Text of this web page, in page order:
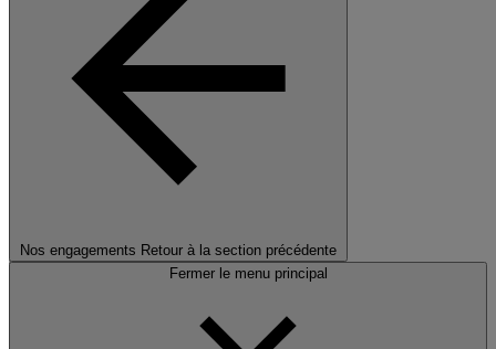
Nos engagements Retour à la section précédente
Fermer le menu principal